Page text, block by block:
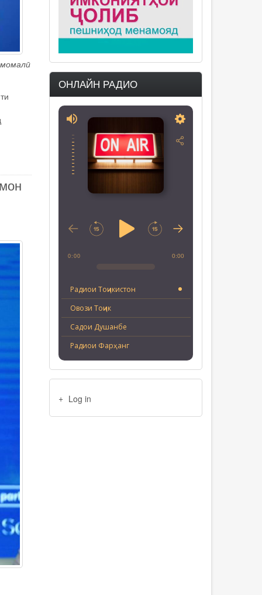
ОНЛАЙН РАДИО
0:00 0:00
Радиои Тоҷикистон
Овози Тоҷик
Садои Душанбе
Радиои Фарҳанг
ACCOUNT
MENU
Log in